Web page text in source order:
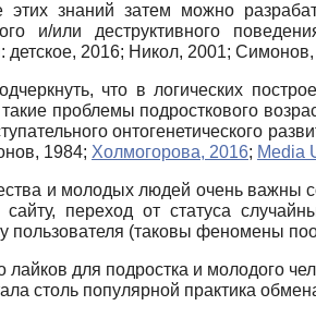
этих знаний затем можно
и/или деструктивного
детское, 2016; Никол, 2001; Симонов,
что в логических
проблемы подросткового
онтогенетического
1984; Холмогорова, 2016; Media
и молодых людей очень важны
сайту, переход от статуса
пользователя (таковы феномены
лайков для подростка и молодого
столь популярной практика